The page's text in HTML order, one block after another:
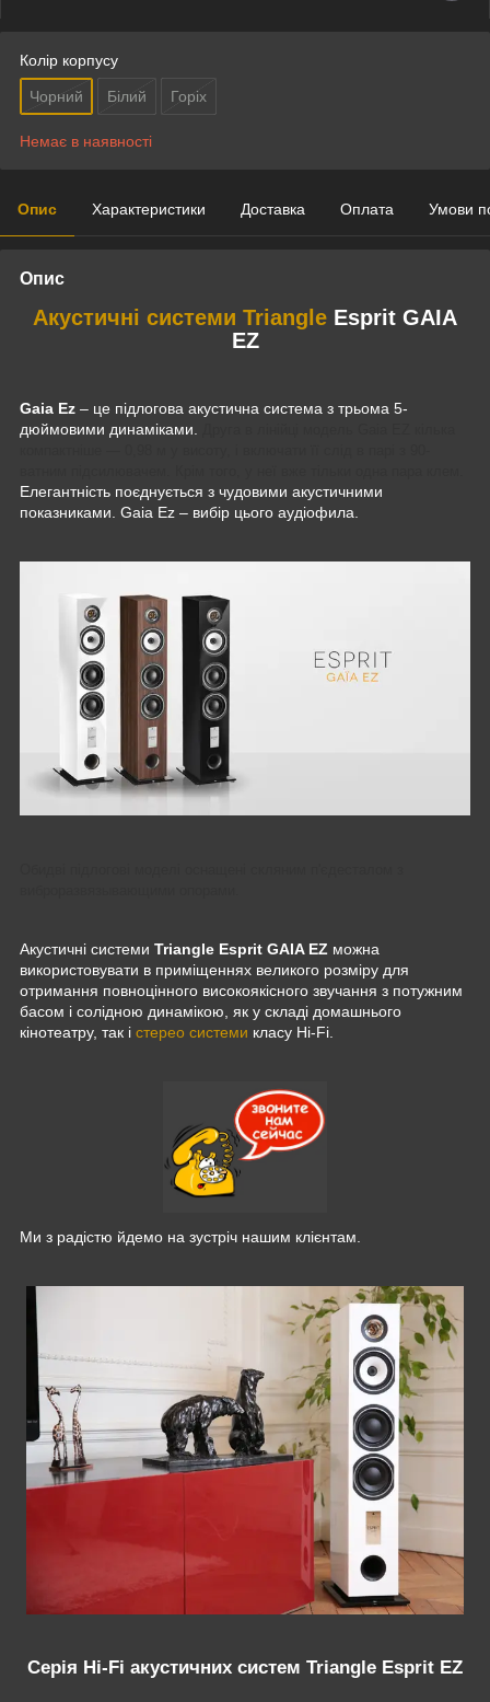
Колір корпусу
Чорний Білий Горіх
Немає в наявності
Опис Характеристики Доставка Оплата Умови
Опис
Акустичні системи Triangle Esprit GAIA
EZ
Gaia Ez – це підлогова акустична система з трьома 5-
дюймовими динаміками.
Елегантність поєднується з чудовими акустичними
показниками. Gaia Ez – вибір цього аудіофила.
Акустичні системи Triangle Esprit GAIA EZ можна
використовувати в приміщеннях великого розміру для
отримання повноцінного високоякісного звучання з потужним
басом і солідною динамікою, як у складі домашнього
кінотеатру, так і стерео системи класу Hi-Fi.
Ми з радістю йдемо на зустріч нашим клієнтам.
Серія Hi-Fi акустичних систем Triangle Esprit EZ